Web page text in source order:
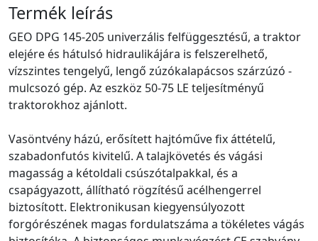
Termék leírás
GEO DPG 145-205 univerzális felfüggesztésű, a traktor
elejére és hátulsó hidraulikájára is felszerelhető,
vízszintes tengelyű, lengő zúzókalapácsos szárzúzó -
mulcsozó gép. Az eszköz 50-75 LE teljesítményű
traktorokhoz ajánlott.
Vasöntvény házú, erősített hajtóműve fix áttételű,
szabadonfutós kivitelű. A talajkövetés és vágási
magasság a kétoldali csúszótalpakkal, és a
csapágyazott, állítható rögzítésű acélhengerrel
biztosított. Elektronikusan kiegyensúlyozott
forgórészének magas fordulatszáma a tökéletes vágás